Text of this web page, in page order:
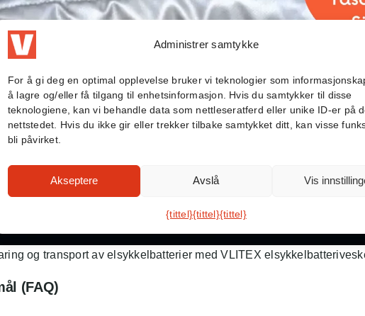
Administrer samtykke
For å gi deg en optimal opplevelse bruker vi teknologier som
å lagre og/eller få tilgang til enhetsinformasjon. Hvis du samtykker til disse
teknologiene, kan vi behandle data som nettleseratferd eller unike ID-er på
nettstedet. Hvis du ikke gir eller trekker tilbake samtykket ditt, kan visse
bli påvirket.
Akseptere Avslå Vis
{tittel}{tittel}{tittel}
og transport av elsykkelbatterier med VLITEX
(FAQ)